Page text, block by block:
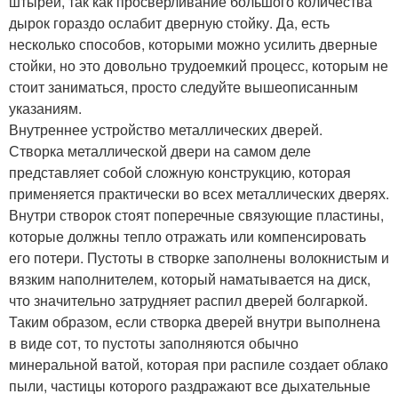
дырок гораздо ослабит дверную стойку. Да, есть
несколько способов, которыми можно усилить дверные
стойки, но это довольно трудоемкий процесс, которым не
стоит заниматься, просто следуйте вышеописанным
указаниям.
Внутреннее устройство металлических дверей.
Створка металлической двери на самом деле
представляет собой сложную конструкцию, которая
применяется практически во всех металлических дверях.
Внутри створок стоят поперечные связующие пластины,
которые должны тепло отражать или компенсировать
его потери. Пустоты в створке заполнены волокнистым и
вязким наполнителем, который наматывается на диск,
что значительно затрудняет распил дверей болгаркой.
Таким образом, если створка дверей внутри выполнена
в виде сот, то пустоты заполняются обычно
минеральной ватой, которая при распиле создает облако
пыли, частицы которого раздражают все дыхательные